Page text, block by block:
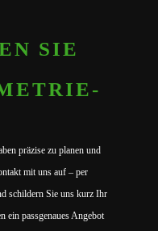
SIE
präzise zu planen und
mit uns auf – per
schildern Sie uns kurz Ihr
ein passgenaues Angebot